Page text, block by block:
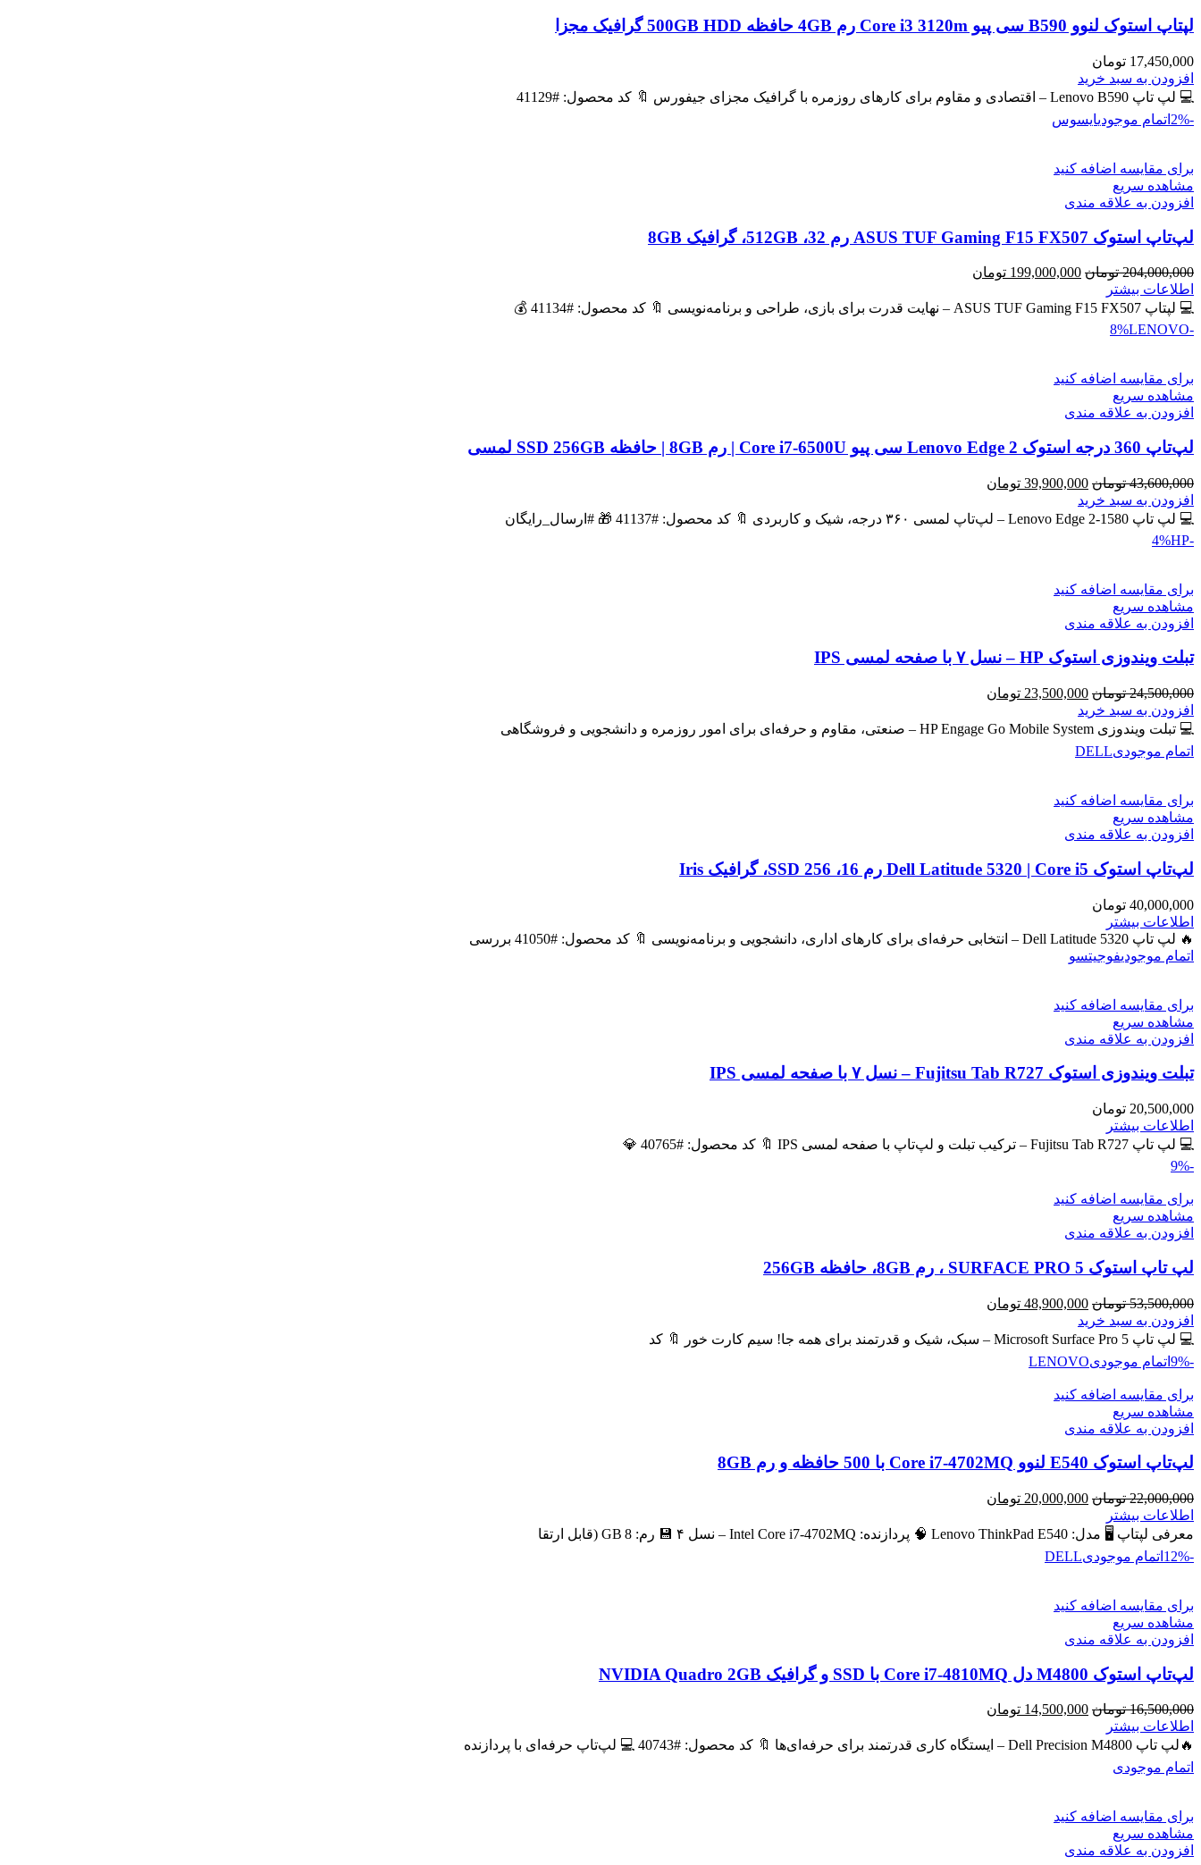
لپتاپ استوک لنوو B590 سی پیو Core i3 3120m رم 4GB حافظه 500GB HDD گرافیک مجزا
17,450,000 تومان
افزودن به سبد خرید
💻 لپ تاپ Lenovo B590 – اقتصادی و مقاوم برای کارهای روزمره با گرافیک مجزای جیفورس 🔖 کد محصول: #41129
-2%
اتمام موجودیایسوس
برای مقایسه اضافه کنید
مشاهده سریع
افزودن به علاقه مندی
لپ‌تاپ استوک ASUS TUF Gaming F15 FX507 رم 32، 512GB، گرافیک 8GB
204,000,000 تومان قیمت
204,000,000 تومان
199,000,000 تومان
199,000,000 تومان
اطلاعات بیشتر
💻 لپتاپ ASUS TUF Gaming F15 FX507 – نهایت قدرت برای بازی، طراحی و برنامه‌نویسی 🔖 کد محصول: #41134 💰
-8%
LENOVO
برای مقایسه اضافه کنید
مشاهده سریع
افزودن به علاقه مندی
لپ‌تاپ 360 درجه استوک Lenovo Edge 2 سی پیو Core i7-6500U | رم 8GB | حافظه SSD 256GB لمسی
43,600,000 تومان قیمت
اصلی
43,600,000 تومان
39,900,000 تومان
39,900,000 تومان
افزودن به سبد خرید
💻 لپ تاپ Lenovo Edge 2-1580 – لپ‌تاپ لمسی ۳۶۰ درجه، شیک و کاربردی 🔖 کد محصول: #41137 🎁 #ارسال_رایگان
-4%
HP
برای مقایسه اضافه کنید
مشاهده سریع
افزودن به علاقه مندی
تبلت ویندوزی استوک HP – نسل ۷ با صفحه لمسی IPS
24,500,000 تومان قیمت
اصلی
24,500,000 تومان
بود.
23,500,000 تومان
23,500,000 تومان
افزودن به سبد خرید
💻 تبلت ویندوزی HP Engage Go Mobile System – صنعتی، مقاوم و حرفه‌ای برای امور روزمره و دانشجویی و فروشگاهی
اتمام موجودیDELL
برای مقایسه اضافه کنید
مشاهده سریع
افزودن به علاقه مندی
لپ‌تاپ استوک Dell Latitude 5320 | Core i5 رم 16، SSD 256، گرافیک Iris
40,000,000 تومان
اطلاعات بیشتر
🔥 لپ تاپ Dell Latitude 5320 – انتخابی حرفه‌ای برای کارهای اداری، دانشجویی و برنامه‌نویسی 🔖 کد محصول: #41050 بررسی
اتمام موجودیفوجیتسو
برای مقایسه اضافه کنید
مشاهده سریع
افزودن به علاقه مندی
تبلت ویندوزی استوک Fujitsu Tab R727 – نسل ۷ با صفحه لمسی IPS
20,500,000 تومان
اطلاعات بیشتر
💻 لپ تاپ Fujitsu Tab R727 – ترکیب تبلت و لپ‌تاپ با صفحه لمسی IPS 🔖 کد محصول: #40765 💎
-9%
برای مقایسه اضافه کنید
مشاهده سریع
افزودن به علاقه مندی
لپ تاپ استوک SURFACE PRO 5 ، رم 8GB، حافظه 256GB
53,500,000 تومان قیمت
اصلی
53,500,000 تومان
بود.
48,900,000 تومان
48,900,000 تومان
افزودن به سبد خرید
💻 لپ تاپ Microsoft Surface Pro 5 – سبک، شیک و قدرتمند برای همه جا! سیم کارت خور 🔖 کد
-9%
اتمام موجودیLENOVO
برای مقایسه اضافه کنید
مشاهده سریع
افزودن به علاقه مندی
لپ‌تاپ استوک E540 لنوو Core i7-4702MQ با 500 حافظه و رم 8GB
22,000,000 تومان قیمت
22,000,000 تومان
بود.
20,000,000 تومان
20,000,000 تومان
اطلاعات بیشتر
معرفی لپتاپ 🖥️ مدل: Lenovo ThinkPad E540 🧠 پردازنده: Intel Core i7‑4702MQ – نسل ۴ 💾 رم: 8 GB (قابل ارتقا
-12%
اتمام موجودیDELL
برای مقایسه اضافه کنید
مشاهده سریع
افزودن به علاقه مندی
لپ‌تاپ استوک M4800 دل Core i7-4810MQ با SSD و گرافیک NVIDIA Quadro 2GB
16,500,000 تومان قیمت
16,500,000 تومان
14,500,000 تومان
14,500,000 تومان
اطلاعات بیشتر
🔥لپ تاپ Dell Precision M4800 – ایستگاه کاری قدرتمند برای حرفه‌ای‌ها 🔖 کد محصول: #40743 💻 لپ‌تاپ حرفه‌ای با پردازنده
اتمام موجودی
برای مقایسه اضافه کنید
مشاهده سریع
افزودن به علاقه مندی